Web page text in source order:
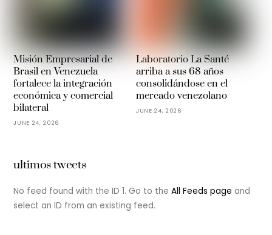
Misión Empresarial de
Brasil en Venezuela
fortalece la integración
económica y comercial
bilateral
JUNE 24, 2026
Laboratorio La Santé
arriba a sus 68 años
consolidándose en el
mercado venezolano
JUNE 24, 2026
ultimos tweets
No feed found with the ID 1. Go to theAll Feeds page and
select an ID from an existing feed.